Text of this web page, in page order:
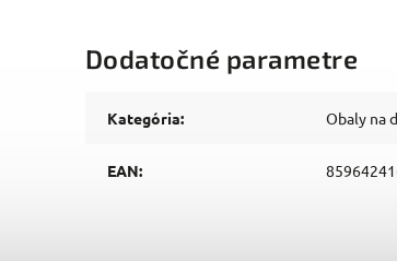
Dodatočné parametre
Kategória: Obaly na
EAN: